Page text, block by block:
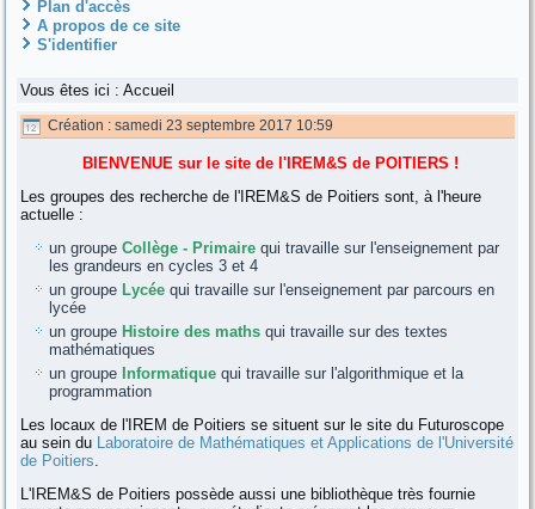
Plan d'accès
A propos de ce site
S'identifier
Vous êtes ici :Accueil
Création : samedi 23 septembre 2017 10:59
BIENVENUE sur le site de l'IREM&S de POITIERS !
Les groupes des recherche de l'IREM&S de Poitiers sont, à l'heure
actuelle :
un groupeCollège - Primaire qui travaille sur l'enseignement par
les grandeurs en cycles 3 et 4
un groupeLycée qui travaille sur l'enseignement par parcours en
lycée
un groupeHistoire des maths qui travaille sur des textes
mathématiques
un groupeInformatique qui travaille sur l'algorithmique et la
programmation
Les locaux de l'IREM de Poitiers se situent sur le site du Futuroscope
au sein du Laboratoire de Mathématiques et Applications de l'Université
de Poitiers
L'IREM&S de Poitiers possède aussi une bibliothèque très fournie